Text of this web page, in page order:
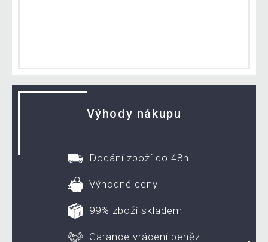
Výhody nákupu
Dodání zboží do 48h
Výhodné ceny
99% zboží skladem
Garance vrácení peněz